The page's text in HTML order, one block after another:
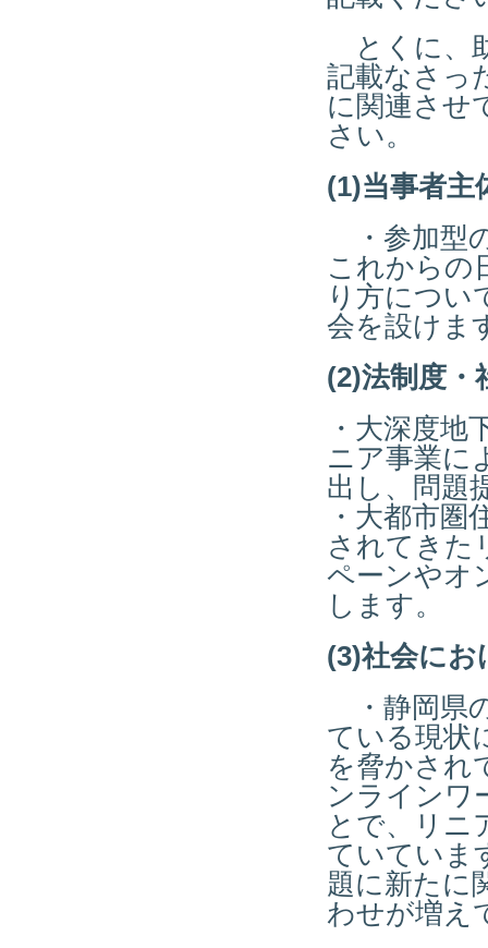
とくに、
記載なさっ
に関連させ
さい。
(1)当事者主
・参加型
これからの
り方につい
会を設けま
(2)法制度・
・大深度地
ニア事業に
出し、問題
・大都市圏
されてきた
ペーンやオ
します。
(3)社会にお
・静岡県
ている現状
を脅かされ
ンラインワ
とで、リニ
ていていま
題に新たに
わせが増え